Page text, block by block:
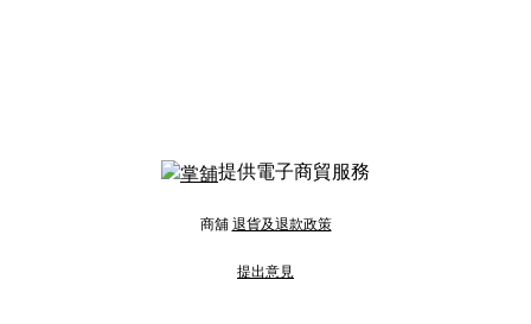
提供電子商貿服務
商舖 退貨及退款政策
提出意見